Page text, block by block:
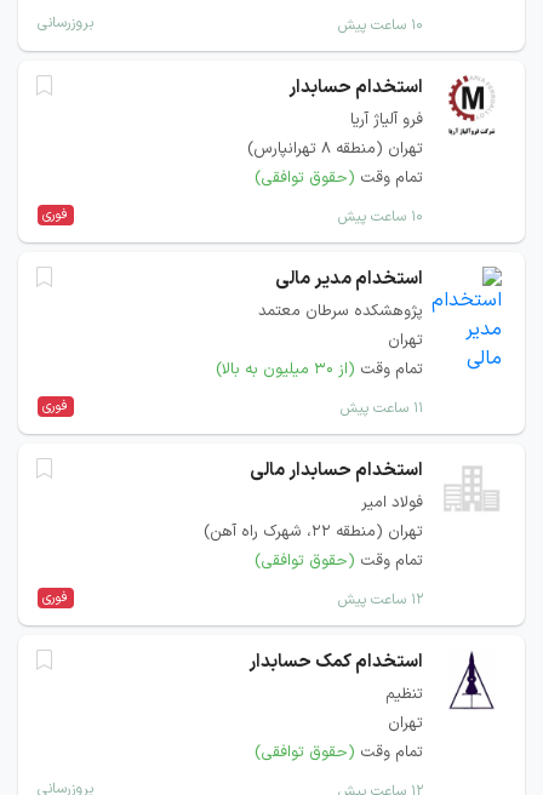
۱۰ ساعت پیش بروزرسانی
استخدام حسابدار
فرو آلیاژ آریا
تهران (منطقه ۸ تهرانپارس)
تمام وقت (حقوق توافقی)
۱۰ ساعت پیش فوری
استخدام مدیر مالی
پژوهشکده سرطان معتمد
تهران
تمام وقت (از ۳۰ میلیون به بالا)
۱۱ ساعت پیش فوری
استخدام حسابدار مالی
فولاد امیر
تهران (منطقه ۲۲، شهرک راه آهن)
تمام وقت (حقوق توافقی)
۱۲ ساعت پیش فوری
استخدام کمک حسابدار
تنظیم
تهران
تمام وقت (حقوق توافقی)
بروزرسانی